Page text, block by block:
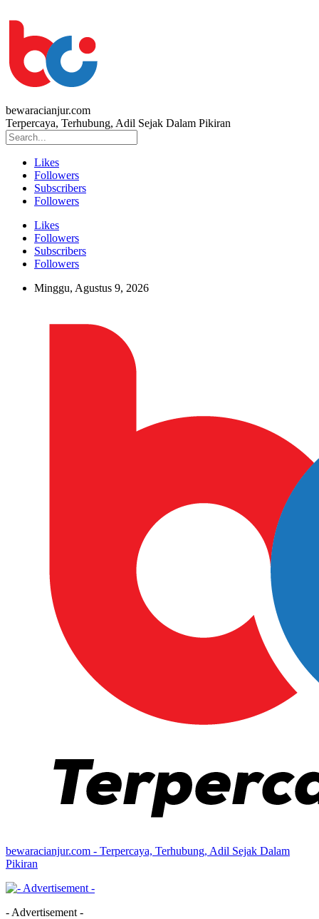
bewaracianjur.com
Terpercaya, Terhubung, Adil Sejak Dalam Pikiran
Likes
Followers
Subscribers
Followers
Likes
Followers
Subscribers
Followers
Minggu, Agustus 9, 2026
bewaracianjur.com - Terpercaya, Terhubung, Adil Sejak Dalam
Pikiran
- Advertisement -